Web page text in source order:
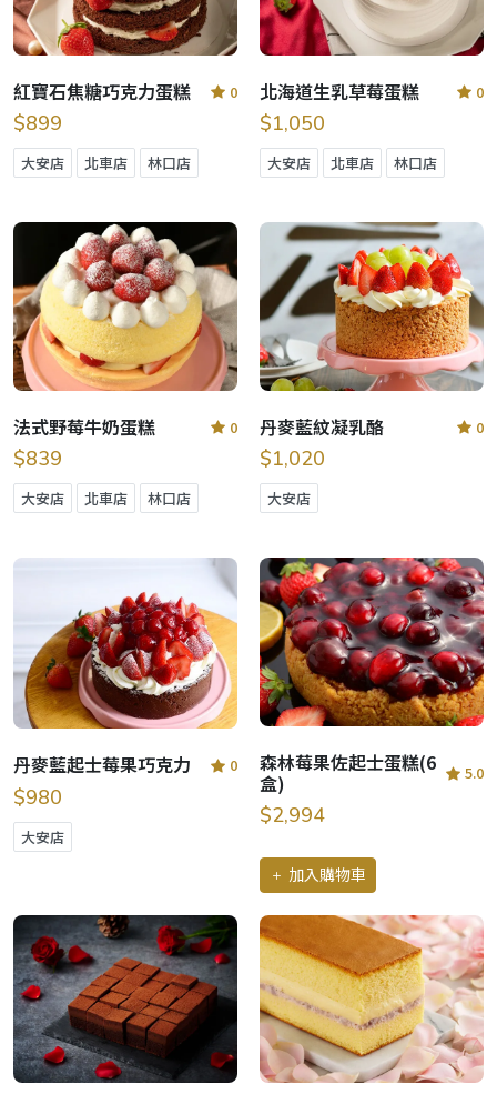
紅寶石焦糖巧克力蛋糕 0
$899
大安店 北車店 林口店
北海道生乳草莓蛋糕 0
$1,050
大安店 北車店 林口店
法式野莓牛奶蛋糕 0
$839
大安店 北車店 林口店
丹麥藍紋凝乳酪 0
$1,020
大安店
丹麥藍起士莓果巧克力 0
$980
大安店
森林莓果佐起士蛋糕(6
盒) 5.0
$2,994
加入購物車